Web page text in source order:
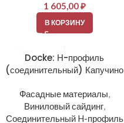
1 605,00₽
В КОРЗИНУ
Docke: Н-профиль
(соединительный) Капучино
Фасадные материалы,
Виниловый сайдинг,
Соединительный H-профиль